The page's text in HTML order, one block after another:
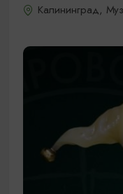
Калининград,